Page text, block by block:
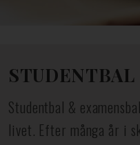
STUDENTBAL
Studentbal &
livet. Efter många år i